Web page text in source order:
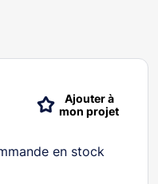
Ajouter à
mon projet
en stock